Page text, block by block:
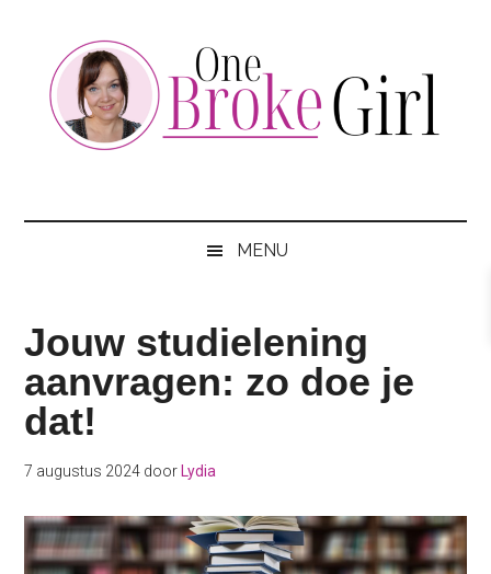
content
secondary
MENU
Jouw studielening
aanvragen: zo doe je
dat!
7 augustus 2024 door Lydia